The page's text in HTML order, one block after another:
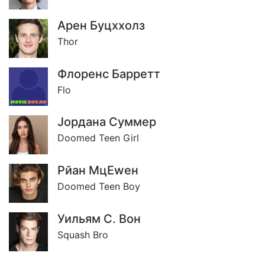
Арен Буцххолз
Thor
Флоренс Барретт
Flo
Jордана Суммер
Doomed Teen Girl
Рйан МцЕwен
Doomed Teen Boy
Уильям С. Вон
Squash Bro